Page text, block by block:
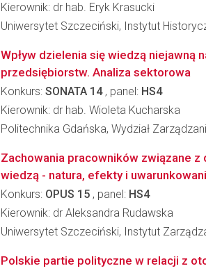
Kierownik: dr hab. Eryk Krasucki
Uniwersytet Szczeciński, Instytut
Wpływ dzielenia się wiedzą niejawną
przedsiębiorstw. Analiza sektorowa
Konkurs: SONATA 14, panel: HS4
Kierownik: dr hab. Wioleta Kucharska
Politechnika Gdańska, Wydział
Zachowania pracowników związane z
wiedzą - natura, efekty i
Konkurs: OPUS 15 , panel: HS4
Kierownik: dr Aleksandra Rudawska
Uniwersytet Szczeciński, Instytut
Polskie partie polityczne w relacji z